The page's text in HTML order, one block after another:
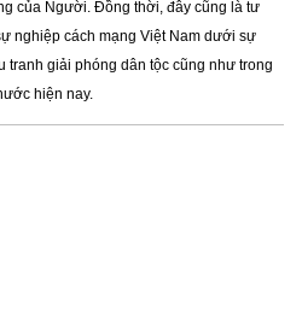
của Người. Đồng thời, đây cũng là tư
nghiệp cách mạng Việt Nam dưới sự
tranh giải phóng dân tộc cũng như trong
hiện nay.